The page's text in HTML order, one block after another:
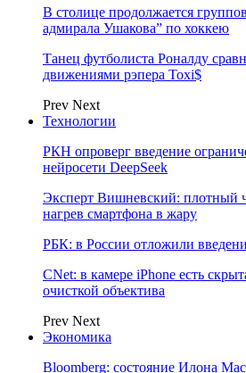
В столице продолжается
адмирала Ушакова” по хоккею
Танец футболиста Роналду
движениями рэпера Toxi$
Prev Next
Технологии
РКН опроверг введение
нейросети DeepSeek
Эксперт Вишневский: плотный
нагрев смартфона в жару
РБК: в России отложили
CNet: в камере iPhone есть
очисткой объектива
Prev Next
Экономика
Bloomberg: состояние Илона